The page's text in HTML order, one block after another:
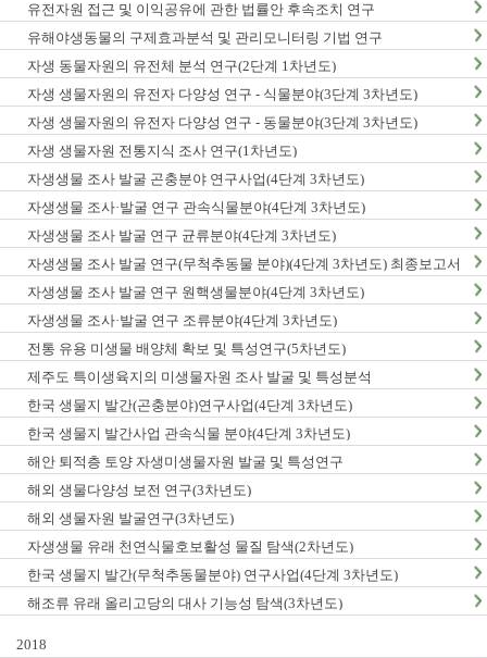
유전자원 접근 및 이익공유에 관한 법률안 후속조치 연구
유해야생동물의 구제효과분석 및 관리모니터링 기법 연구
자생 동물자원의 유전체 분석 연구(2단계 1차년도)
자생 생물자원의 유전자 다양성 연구 - 식물분야(3단계 3차년도)
자생 생물자원의 유전자 다양성 연구 - 동물분야(3단계 3차년도)
자생 생물자원 전통지식 조사 연구(1차년도)
자생생물 조사 발굴 곤충분야 연구사업(4단계 3차년도)
자생생물 조사·발굴 연구 관속식물분야(4단계 3차년도)
자생생물 조사 발굴 연구 균류분야(4단계 3차년도)
자생생물 조사 발굴 연구(무척추동물 분야)(4단계 3차년도) 최종보고서
자생생물 조사 발굴 연구 원핵생물분야(4단계 3차년도)
자생생물 조사·발굴 연구 조류분야(4단계 3차년도)
전통 유용 미생물 배양체 확보 및 특성연구(5차년도)
제주도 특이생육지의 미생물자원 조사 발굴 및 특성분석
한국 생물지 발간(곤충분야)연구사업(4단계 3차년도)
한국 생물지 발간사업 관속식물 분야(4단계 3차년도)
해안 퇴적층 토양 자생미생물자원 발굴 및 특성연구
해외 생물다양성 보전 연구(3차년도)
해외 생물자원 발굴연구(3차년도)
자생생물 유래 천연식물호보활성 물질 탐색(2차년도)
한국 생물지 발간(무척추동물분야) 연구사업(4단계 3차년도)
해조류 유래 올리고당의 대사 기능성 탐색(3차년도)
2018